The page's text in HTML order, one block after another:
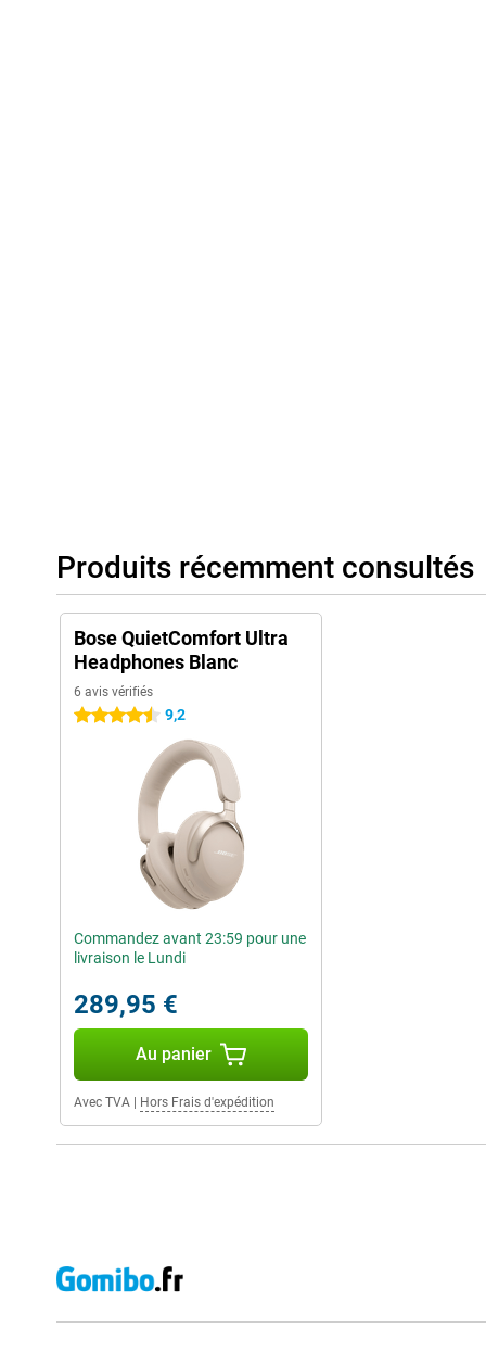
Produits récemment consultés
Bose QuietComfort Ultra
Headphones Blanc
6 avis vérifiés
4.5 étoiles 9,2
Commandez avant 23:59 pour une
livraison le Lundi
289,95 €
Au panier
Avec TVA Hors Frais d'expédition